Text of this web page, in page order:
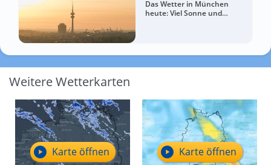
Das Wetter in München
heute: Viel Sonne und
Weitere Wetterkarten
Karte öffnen Karte öffnen